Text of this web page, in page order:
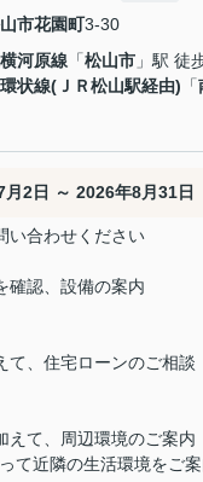
市花園町3-30
河原線 「松山市 」駅 徒
状線(ＪＲ松山駅経由) 「
月2日 ～ 2026年8月31日
い合わせください
確認、設備の案内
て、住宅ローンのご相談
て、周辺環境のご案内
て近隣の生活環境をご